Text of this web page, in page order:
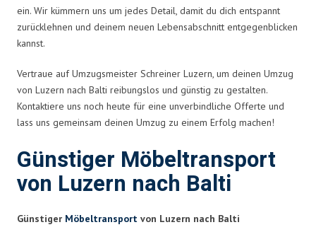
ein. Wir kümmern uns um jedes Detail, damit du dich entspannt
zurücklehnen und deinem neuen Lebensabschnitt entgegenblicken
kannst.
Vertraue auf Umzugsmeister Schreiner Luzern, um deinen Umzug
von Luzern nach Balti reibungslos und günstig zu gestalten.
Kontaktiere uns noch heute für eine unverbindliche Offerte und
lass uns gemeinsam deinen Umzug zu einem Erfolg machen!
Günstiger Möbeltransport
von Luzern nach Balti
Günstiger Möbeltransport von Luzern nach Balti